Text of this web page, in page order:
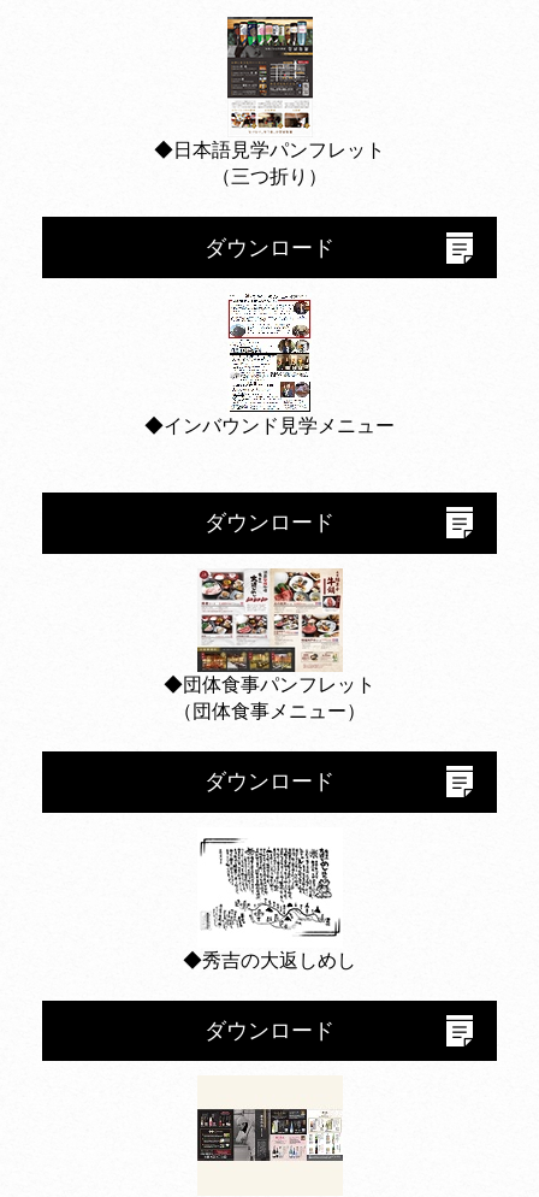
◆日本語見学パンフレット
（三つ折り）
ダウンロード
◆インバウンド見学メニュー
ダウンロード
◆団体食事パンフレット
（団体食事メニュー）
ダウンロード
◆秀吉の大返しめし
ダウンロード